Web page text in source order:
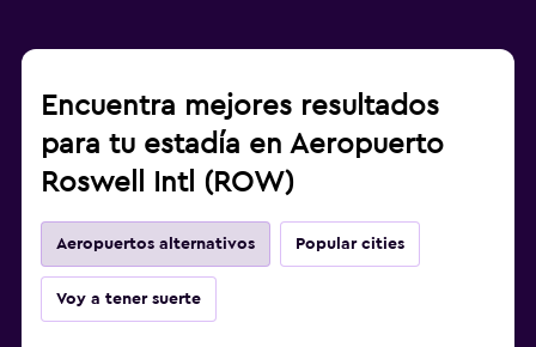
Encuentra mejores resultados
para tu estadía en Aeropuerto
Roswell Intl (ROW)
Aeropuertos alternativos Popular cities
Voy a tener suerte